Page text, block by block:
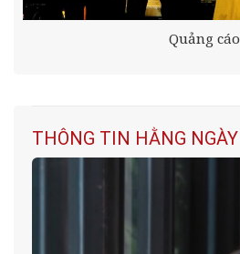
Quảng cáo
THÔNG TIN HẰNG NGÀY